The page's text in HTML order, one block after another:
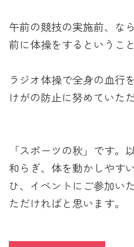
午前の競技の実施前、な
前に体操をするというこ
ラジオ体操で全身の血行
けがの防止に努めていた
「スポーツの秋」です
和らぎ、体を動かしやす
ひ、イベントにご参加い
ただければと思います。